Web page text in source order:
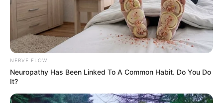
NERVE FLOW
Neuropathy Has Been Linked To A Common Habit. Do You Do
It?